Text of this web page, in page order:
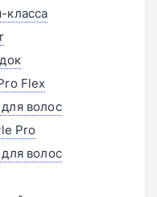
Flex
волос
Pro󠁩󠁩󠁩󠁩󠁩󠁩
волос